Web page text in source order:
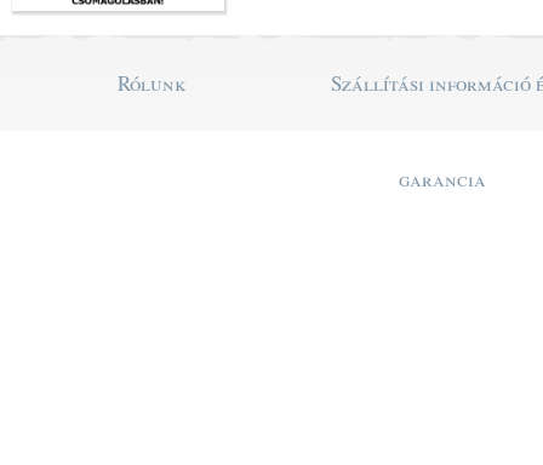
Rólunk Szállítási információ
garancia